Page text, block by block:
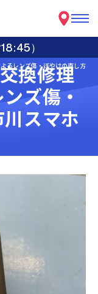
）
るレンズ傷・ぼやけの直し方
換修理
ズ傷・
スマホ